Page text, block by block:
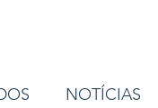
NOTÍCIAS